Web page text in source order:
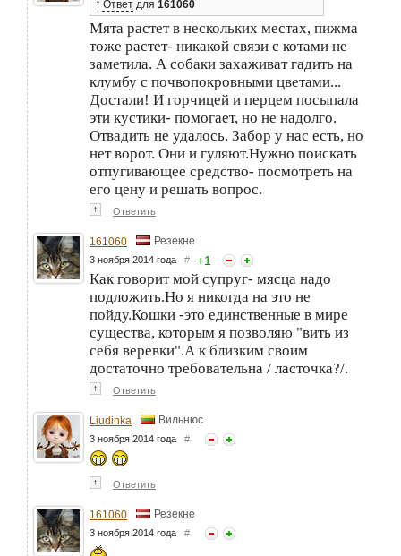
↑ Ответ для 161060
Мята растет в нескольких местах, пижма
тоже растет- никакой связи с котами не
заметила. А собаки захаживат гадить на
клумбу с почвопокровными цветами...
Достали! И горчицей и перцем посыпала
эти кустики- помогает, но не надолго.
Отвадить не удалось. Забор у нас есть, но
нет ворот. Они и гуляют.Нужно поискать
отпугивающее средство- посмотреть на
его цену и решать вопрос.
↑ Ответить
161060 Резекне
3 ноября 2014 года # +1
Как говорит мой супруг- мясца надо
подложить.Но я никогда на это не
пойду.Кошки -это единственные в мире
существа, которым я позволяю "вить из
себя веревки".А к близким своим
достаточно требовательна / ласточка?/.
↑ Ответить
Liudinka Вильнюс
3 ноября 2014 года #
↑ Ответить
161060 Резекне
3 ноября 2014 года #